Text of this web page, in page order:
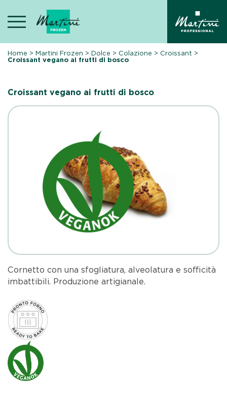
content
Home >Martini Frozen >Dolce > Colazione > Croissant >
Croissant vegano ai frutti di bosco
Croissant vegano ai frutti di bosco
Cornetto con una sfogliatura, alveolatura e sofficità
imbattibili. Produzione artigianale.